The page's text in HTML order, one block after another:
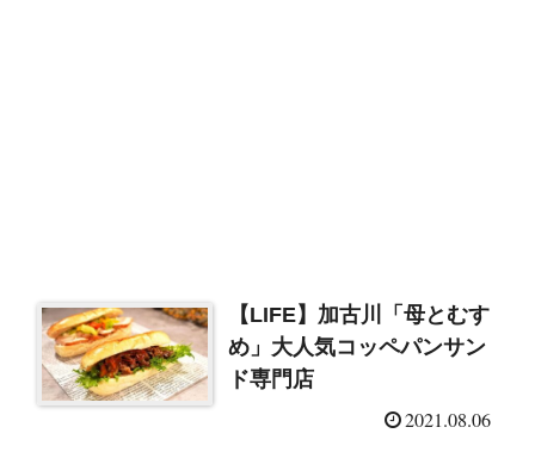
【LIFE】加古川「母とむす
め」大人気コッペパンサン
ド専門店
2021.08.06